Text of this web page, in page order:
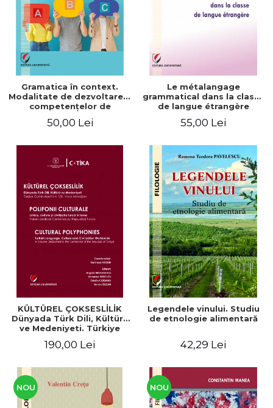
Gramatica în context.
Modalitate de dezvoltare a
competenţelor de
limbii franceze
50,00 Lei
Le métalangage
grammatical dans la classe
de langue étrangère
55,00 Lei
KÜLTÜREL ÇOKSESLİLİK
Dünyada Türk Dili, Kültürü
ve Medeniyeti. Türkiye
Armağan/ POLIFONII
și civilizația turcă în lume.
Centenarului
190,00 Lei
Legendele vinului. Studiu
de etnologie alimentară
42,29 Lei
NOU NOU